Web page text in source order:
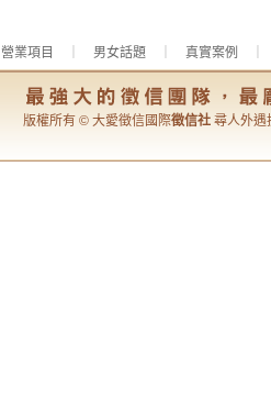
營業項目 男女話題 真實案例
版權所有 © 大愛徵信國際徵信社 尋人外遇